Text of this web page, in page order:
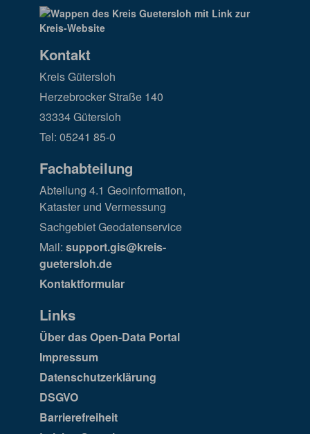
Kontakt
Kreis Gütersloh
Herzebrocker Straße 140
33334 Gütersloh
Tel: 05241 85-0
Fachabteilung
Abteilung 4.1 Geoinformation,
Kataster und Vermessung
Sachgebiet Geodatenservice
Mail: support.gis@kreis-
guetersloh.de
Kontaktformular
Links
Über das Open-Data Portal
Impressum
Datenschutzerklärung
DSGVO
Barrierefreiheit